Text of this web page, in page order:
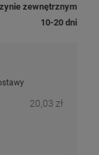
zewnętrznym
10-20 dni
20,03 zł